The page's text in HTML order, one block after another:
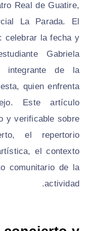
Real de Guatire,
La Parada. El
celebrar la fecha y
Gabriela
integrante de la
quien enfrenta
Este artículo
y verificable sobre
el repertorio
el contexto
comunitario de la
actividad.